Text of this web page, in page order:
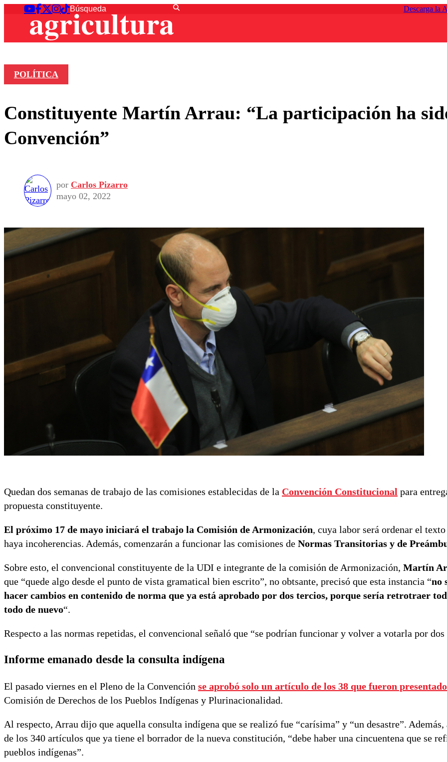
Descarga la
POLÍTICA
Constituyente Martín Arrau: “La participación ha
Convención”
por Carlos Pizarro
mayo 02, 2022
Quedan dos semanas de trabajo de las comisiones establecidas de la Convención Constitucional para
propuesta constituyente.
El próximo 17 de mayo iniciará el trabajo la Comisión de Armonización, cuya labor será ordenar el
haya incoherencias. Además, comenzarán a funcionar las comisiones de Normas Transitorias y de
Sobre esto, el convencional constituyente de la UDI e integrante de la comisión de Armonización, Martín
que “quede algo desde el punto de vista gramatical bien escrito”, no obtsante, precisó que esta instancia “no
hacer cambios en contenido de norma que ya está aprobado por dos tercios, porque sería retrotraer
todo de nuevo“.
Respecto a las normas repetidas, el convencional señaló que “se podrían funcionar y volver a votarla por dos
Informe emanado desde la consulta indígena
El pasado viernes en el Pleno de la Convención se aprobó solo un artículo de los 38 que fueron
Comisión de Derechos de los Pueblos Indígenas y Plurinacionalidad.
Al respecto, Arrau dijo que aquella consulta indígena que se realizó fue “carísima” y “un desastre”. Además,
de los 340 artículos que ya tiene el borrador de la nueva constitución, “debe haber una cincuentena que se
pueblos indígenas”.